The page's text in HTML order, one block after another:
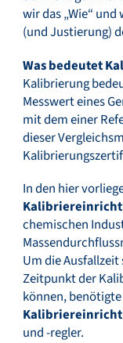
wir das „Wie“
(und Justierung)
Was bedeutet
Kalibrierung
Messwert eines
mit dem einer
dieser
In den hier
chemischen
Um die
Zeitpunkt der
können,
und -regler.